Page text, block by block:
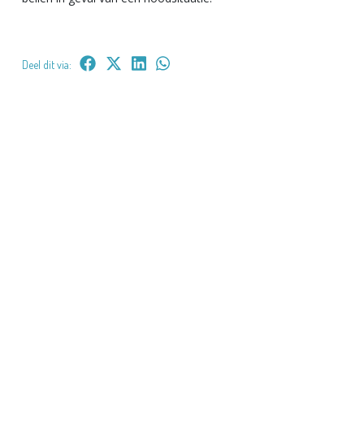
Deel dit via: